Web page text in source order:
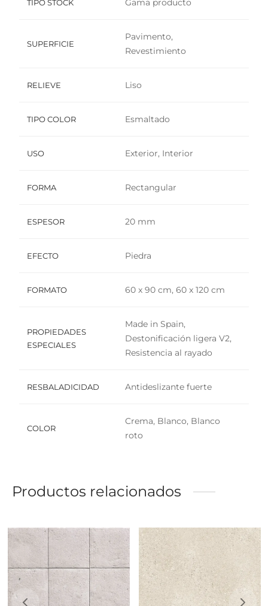
TIPO STOCK Gama producto
SUPERFICIE
Pavimento,
Revestimiento
RELIEVE Liso
TIPO COLOR Esmaltado
USO Exterior, Interior
FORMA Rectangular
ESPESOR 20 mm
EFECTO Piedra
FORMATO 60 x 90 cm, 60 x 120 cm
PROPIEDADES
ESPECIALES
Made in Spain,
Destonificación ligera V2,
Resistencia al rayado
RESBALADICIDAD Antideslizante fuerte
COLOR
Crema, Blanco, Blanco
roto
Productos relacionados